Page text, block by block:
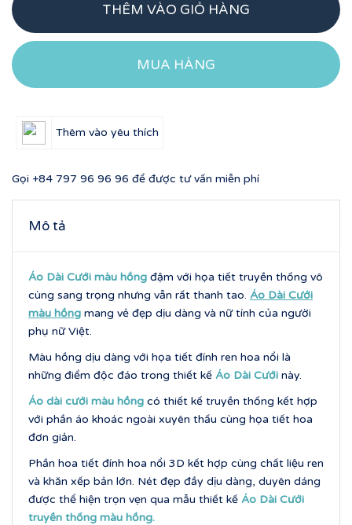
THÊM VÀO GIỎ HÀNG
MUA HÀNG
Thêm vào yêu thích
Gọi +84 797 96 96 96 để được tư vấn miễn phí
Mô tả
Áo Dài Cưới màu hồng đậm với họa tiết truyền thống vô
cùng sang trọng nhưng vẫn rất thanh tao. Áo Dài Cưới
màu hồng mang vẻ đẹp dịu dàng và nữ tính của người
phụ nữ Việt.
Màu hồng dịu dàng với họa tiết đính ren hoa nổi là
những điểm độc đáo trong thiết kế Áo Dài Cưới này.
Áo dài cưới màu hồng có thiết kế truyền thống kết hợp
với phần áo khoác ngoài xuyên thấu cùng họa tiết hoa
đơn giản.
Phần hoa tiết đính hoa nổi 3D kết hợp cùng chất liệu ren
và khăn xếp bản lớn. Nét đẹp đầy dịu dàng, duyên dáng
được thể hiện trọn vẹn qua mẫu thiết kế Áo Dài Cưới
truyền thống màu hồng.